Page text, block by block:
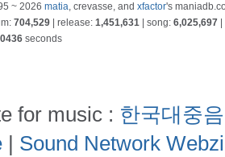
~ 2026 matia, crevasse, and xfactor's
704,529 | release: 1,451,631 | song: 6,025,697
seconds
for music : 한국대중
| Sound Network